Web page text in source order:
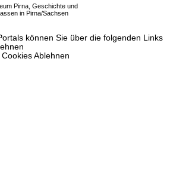
Pirna, Geschichte und
in Pirna/Sachsen
können Sie über die folgenden Links
Cookies Ablehnen